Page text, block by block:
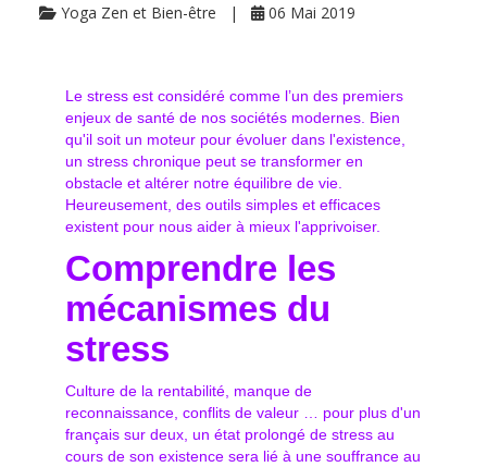
Yoga Zen et Bien-être 06 Mai 2019
Le stress est considéré comme l’un des premiers
enjeux de santé de nos sociétés modernes. Bien
qu'il soit un moteur pour évoluer dans l'existence,
un stress chronique peut se transformer en
obstacle et altérer notre équilibre de vie.
Heureusement, des outils simples et efficaces
existent pour nous aider à mieux l'apprivoiser.
Comprendre les
mécanismes du
stress
Culture de la rentabilité, manque de
reconnaissance, conflits de valeur … pour plus d'un
français sur deux, un état prolongé de stress au
cours de son existence sera lié à une souffrance au